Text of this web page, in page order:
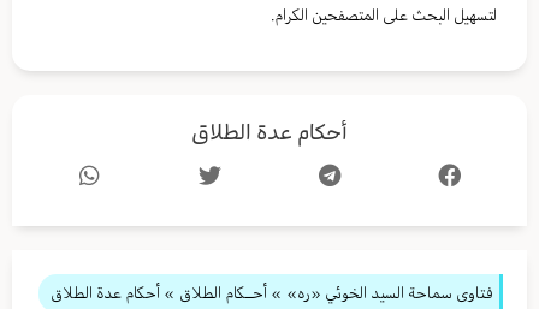
لتسهيل البحث على المتصفحين الكرام.
أحكام عدة الطلاق
فتاوى سماحة السيد الخوئي «ره» » أحــكام الطلاق » أحكام عدة الطلاق